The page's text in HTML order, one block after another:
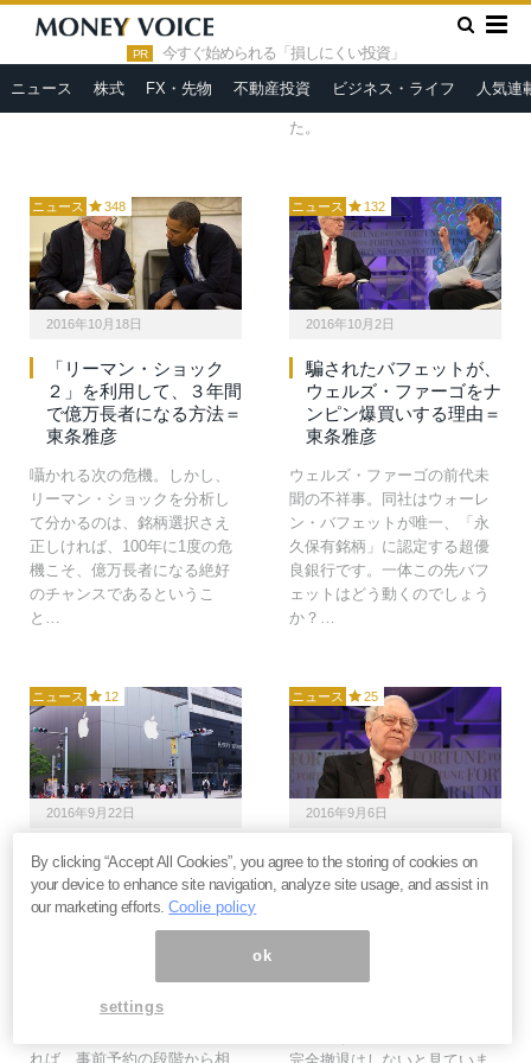
PR 今すぐ始められる「損しにくい投資」
ニュース 株式 FX・先物 不動産投資 ビジネス・ライフ 人気連
HOME » バークシャー・ハサウェイ
ンダムに紹介するだけでは頭
に入ってこないため、体系的
に整理を行いつつ解説しま
す。
を「絶対に売らない」わけで
はありません。実はリーマ
ン・ショックの前後にも、巧
みな「ポートフォリオのリバ
た。
ニュース 348
2016年10月18日
「リーマン・ショック
２」を利用して、３年間
で億万長者になる方法＝
東条雅彦
囁かれる次の危機。しかし、
リーマン・ショックを分析し
て分かるのは、銘柄選択さえ
正しければ、100年に1度の危
機こそ、億万長者になる絶好
のチャンスであるというこ
と…
ニュース 132
2016年10月2日
騙されたバフェットが、
ウェルズ・ファーゴをナ
ンピン爆買いする理由＝
東条雅彦
ウェルズ・ファーゴの前代未
聞の不祥事。同社はウォーレ
ン・バフェットが唯一、「永
久保有銘柄」に認定する超優
良銀行です。一体この先バフ
ェットはどう動くのでしょう
か？…
ニュース 12
2016年9月22日
「強いアップル株」復活
に向け、絶対に負けられ
ない日本市場での戦い＝
荷台数は頭打ちとの報道が流
れ、アップルの株価も下落し
れば、事前予約の段階から相
ニュース 25
2016年9月6日
ウォーレン・バフェット
氏はウォルマートを見捨
By clicking “Accept All Cookies”, you agree to the storing of cookies on
your device to enhance site navigation, analyze site usage, and assist in
our marketing efforts.Coolie policy
ok
settings